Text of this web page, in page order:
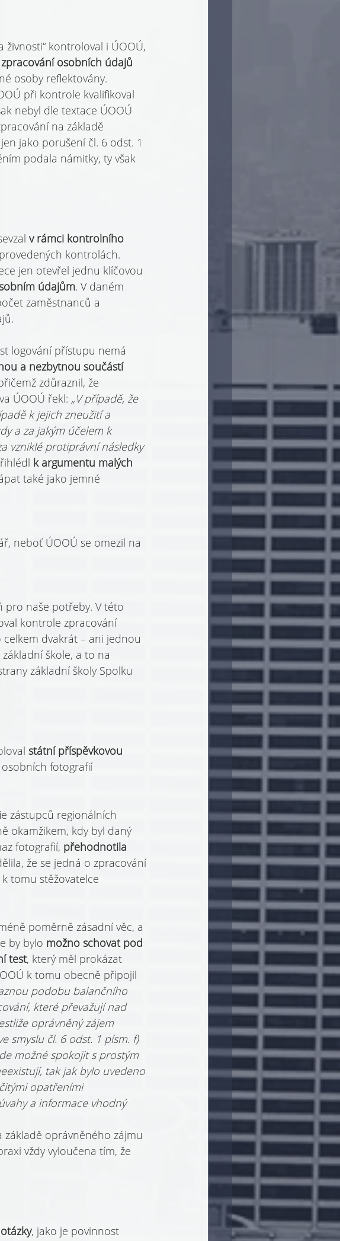
kontroloval i ÚOOÚ,
osobních údajů
osoby reflektovány.
při kontrole kvalifikoval
nebyl dle textace ÚOOÚ
na základě
jako porušení čl. 6 odst. 1
podala námitky, ty však
v rámci kontrolního
kontrolách.
jen otevřel jednu klíčovou
údajům. V daném
zaměstnanců a
logování přístupu nemá
a nezbytnou součástí
zdůraznil, že
ÚOOÚ řekl: „V případě, že
k jejich zneužití a
a za jakým účelem k
vzniklé protiprávní následky
k argumentu malých
také jako jemné
neboť ÚOOÚ se omezil na
pro naše potřeby. V této
kontrole zpracování
celkem dvakrát – ani jednou
škole, a to na
základní školy Spolku
státní příspěvkovou
fotografií
zástupců regionálních
okamžikem, kdy byl daný
fotografií, přehodnotila
že se jedná o zpracování
tomu stěžovatelce
poměrně zásadní věc, a
by bylo možno schovat pod
test, který měl prokázat
k tomu obecně připojil
podobu balančního
které převažují nad
oprávněný zájem
smyslu čl. 6 odst. 1 písm. f)
možné spokojit s prostým
tak jak bylo uvedeno
opatřeními
a informace vhodný
oprávněného zájmu
vždy vyloučena tím, že
, jako je povinnost